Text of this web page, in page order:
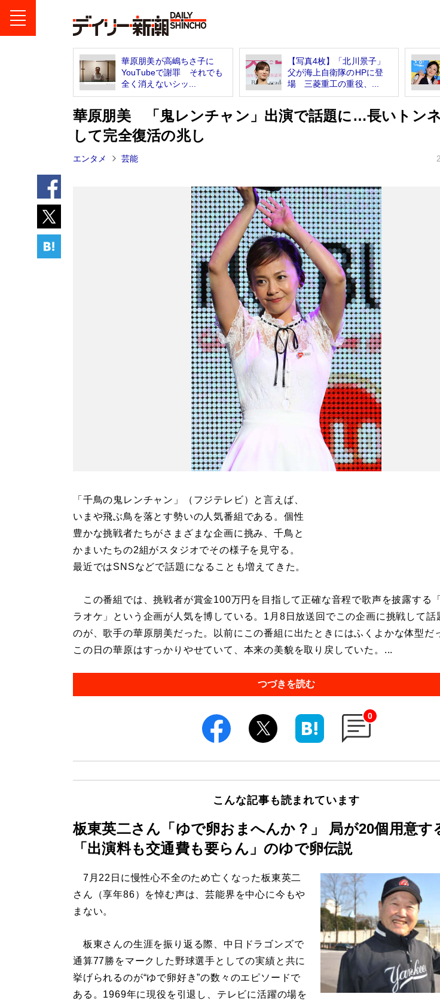
華原朋美が高嶋ちさ子に
YouTubeで謝罪 それでも
全く消えないシッ...
【写真4枚】「北川景子」
父が海上自衛隊のHPに登
場 三菱重工の重役、...
華原朋美 「鬼レンチャン」出演で話題に…長いトン
して完全復活の兆し
エンタメ 芸能
「千鳥の鬼レンチャン」（フジテレビ）と言えば、
いまや飛ぶ鳥を落とす勢いの人気番組である。個性
豊かな挑戦者たちがさまざまな企画に挑み、千鳥と
かまいたちの2組がスタジオでその様子を見守る。
最近ではSNSなどで話題になることも増えてきた。
この番組では、挑戦者が賞金100万円を目指して正確な音程で歌声を披露する
ラオケ」という企画が人気を博している。1月8日放送回でこの企画に挑戦して話
のが、歌手の華原朋美だった。以前にこの番組に出たときにはふくよかな体型だ
この日の華原はすっかりやせていて、本来の美貌を取り戻していた。...
つづきを読む
0
こんな記事も読まれています
板東英二さん「ゆで卵おまへんか？」 局が20個用意
「出演料も交通費も要らん」のゆで卵伝説
7月22日に慢性心不全のため亡くなった板東英二
さん（享年86）を悼む声は、芸能界を中心に今もや
まない。
板東さんの生涯を振り返る際、中日ドラゴンズで
通算77勝をマークした野球選手としての実績と共に
挙げられるのが“ゆで卵好き”の数々のエピソードで
ある。1969年に現役を引退し、テレビに活躍の場を